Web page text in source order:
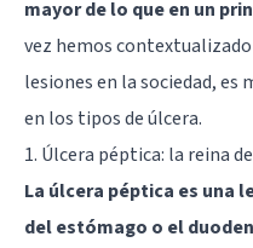
mayor de lo que en un
vez hemos
lesiones en la sociedad,
en los tipos de úlcera.
1. Úlcera péptica: la reina
La úlcera péptica es una
del estómago o el